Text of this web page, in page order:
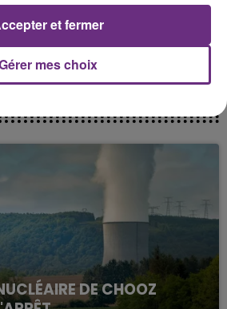
DE CHOOZ
mes choix
et fermer